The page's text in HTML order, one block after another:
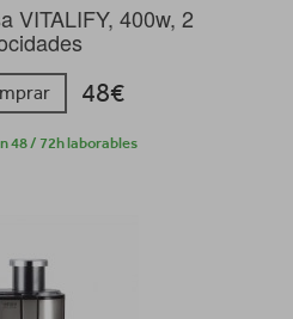
VITALIFY, 400w, 2
48€
48 / 72h laborables